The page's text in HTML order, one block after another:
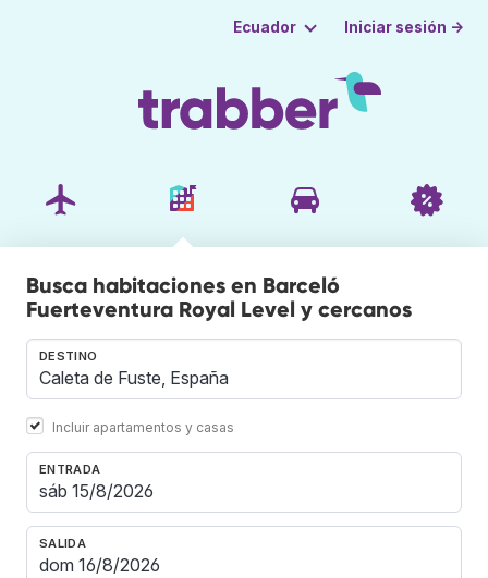
Ecuador Iniciar sesión →
Busca habitaciones en Barceló
Fuerteventura Royal Level y cercanos
DESTINO
Incluir apartamentos y casas
ENTRADA
SALIDA